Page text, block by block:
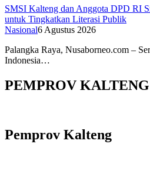
SMSI Kalteng dan Anggota DPD RI
untuk Tingkatkan Literasi Publik
Nasional6 Agustus 2026
Palangka Raya, Nusaborneo.com –
Indonesia…
PEMPROV KALTENG
Pemprov Kalteng